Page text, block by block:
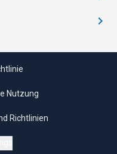
Nutzung
Richtlinien